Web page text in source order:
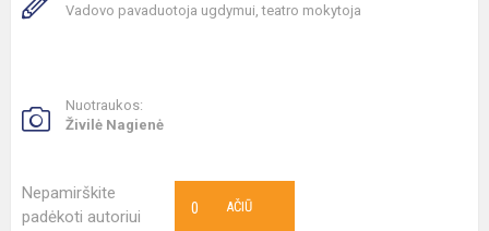
Vadovo pavaduotoja ugdymui, teatro mokytoja
Nuotraukos:
Živilė Nagienė
Nepamirškite
padėkoti autoriui
AČIŪ
0